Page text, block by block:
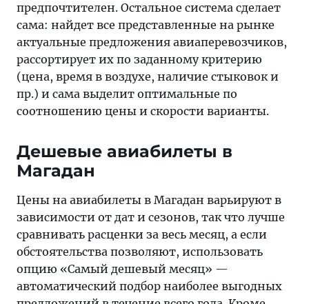
предпочтителен. Остальное система сделает
сама: найдет все представленные на рынке
актуальные предложения авиаперевозчиков,
рассортирует их по заданному критерию
(цена, время в воздухе, наличие стыковок и
пр.) и сама выделит оптимальные по
соотношению цены и скорости варианты.
Дешевые авиабилеты в
Магадан
Цены на авиабилеты в Магадан варьируют в
зависимости от дат и сезонов, так что лучше
сравнивать расценки за весь месяц, а если
обстоятельства позволяют, использовать
опцию «Самый дешевый месяц» —
автоматический подбор наиболее выгодных